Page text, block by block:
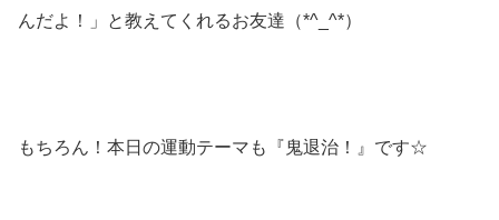
んだよ！」と教えてくれるお友達（*^_^*）
もちろん！本日の運動テーマも『鬼退治！』です☆